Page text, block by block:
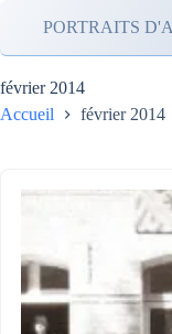
contenu
PORTRAITS
février 2014
Accueil
février 2014